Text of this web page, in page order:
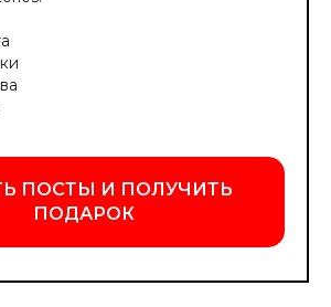
ПОСТЫ И ПОЛУЧИТЬ
ПОДАРОК